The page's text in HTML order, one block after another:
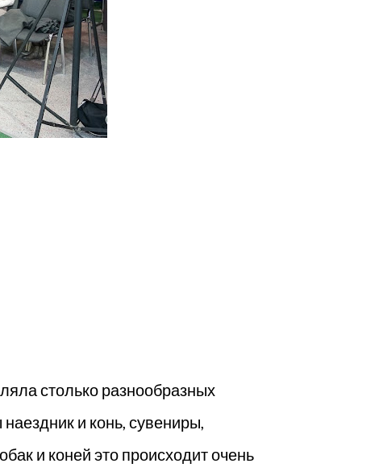
столько разнообразных
и конь, сувениры,
и коней это происходит очень